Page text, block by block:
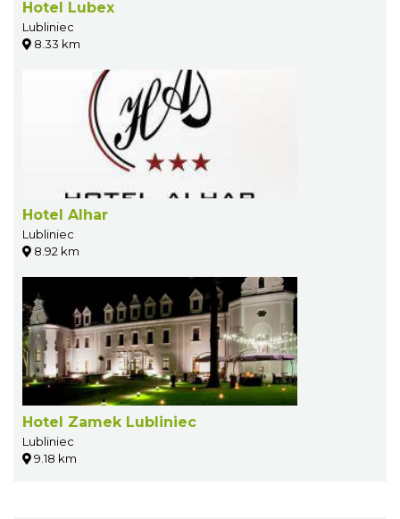
Hotel Lubex
Lubliniec
8.33 km
Hotel Alhar
Lubliniec
8.92 km
Hotel Zamek Lubliniec
Lubliniec
9.18 km